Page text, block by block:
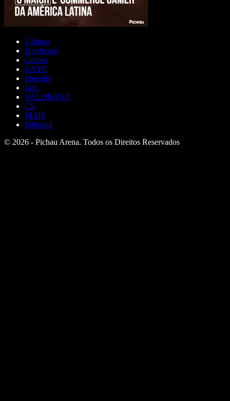
Últimas
Hardware
Games
EA FC
Free fire
LoL
VALORANT
CS
MAIS
Editorial
© 2026 - Pichau Arena. Todos os Direitos Reservados